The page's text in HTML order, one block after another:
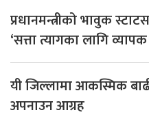
प्रधानमन्त्रीको भावुक
‘सत्ता त्यागका लागि
यी जिल्लामा आकस्मिक
अपनाउन आग्रह